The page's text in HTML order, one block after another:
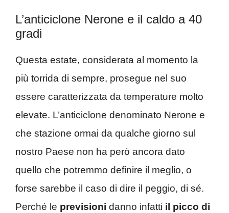
L’anticiclone Nerone e il caldo a 40
gradi
Questa estate, considerata al momento la
più torrida di sempre, prosegue nel suo
essere caratterizzata da temperature molto
elevate. L’anticiclone denominato Nerone e
che stazione ormai da qualche giorno sul
nostro Paese non ha però ancora dato
quello che potremmo definire il meglio, o
forse sarebbe il caso di dire il peggio, di sé.
Perché le previsioni danno infatti il picco di